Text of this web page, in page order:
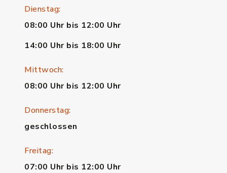
Dienstag:
08:00 Uhr bis 12:00 Uhr
14:00 Uhr bis 18:00 Uhr
Mittwoch:
08:00 Uhr bis 12:00 Uhr
Donnerstag:
geschlossen
Freitag:
07:00 Uhr bis 12:00 Uhr